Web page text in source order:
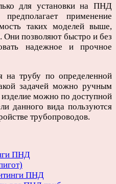
для установки на ПНД
применение
таких моделей выше,
Они позволяют быстро и без
надежное и прочное
на трубу по определенной
задачей можно ручным
можно по доступной
данного вида пользуются
трубопроводов.
ПНД
ПНД